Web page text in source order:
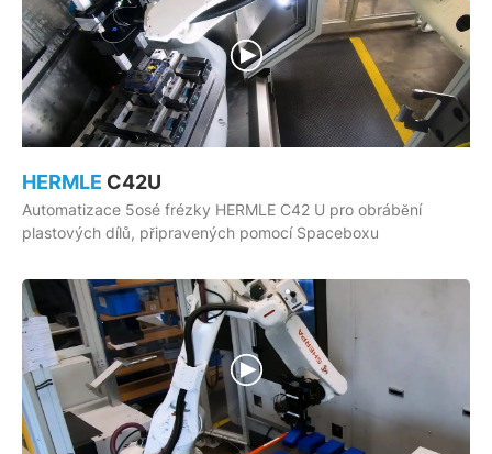
HERMLE C42U
Automatizace 5osé frézky HERMLE C42 U pro obrábění
plastových dílů, připravených pomocí Spaceboxu